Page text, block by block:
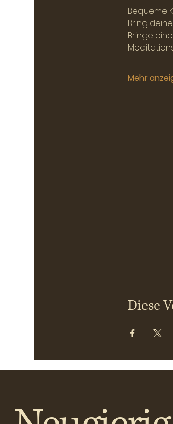
Bequeme
Bring
Bringe
Mehr
Diese